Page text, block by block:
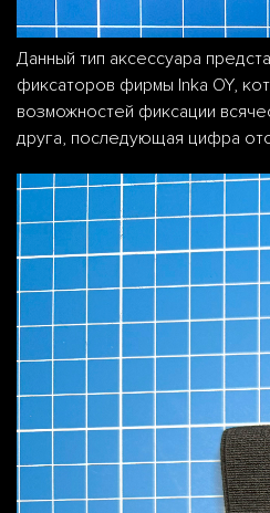
Данный тип аксессуара
фиксаторов фирмы Inka OY,
возможностей фиксации
друга, последующая цифра